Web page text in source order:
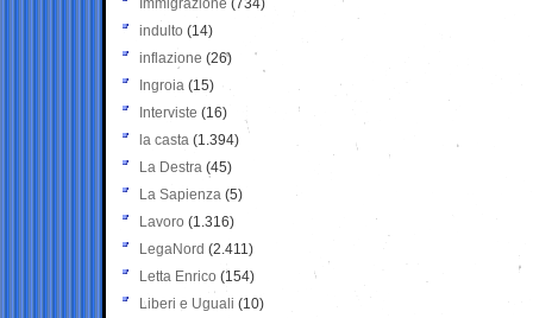
Immigrazione (734)
indulto (14)
inflazione (26)
Ingroia (15)
Interviste (16)
la casta (1.394)
La Destra (45)
La Sapienza (5)
Lavoro (1.316)
LegaNord (2.411)
Letta Enrico (154)
Liberi e Uguali (10)